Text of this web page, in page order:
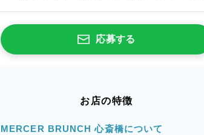
応募する
お店の特徴
MERCER BRUNCH 心斎橋について